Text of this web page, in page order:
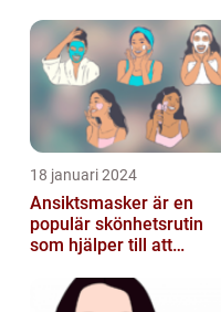
18 januari 2024
Ansiktsmasker är en
populär skönhetsrutin
som hjälper till att
huden